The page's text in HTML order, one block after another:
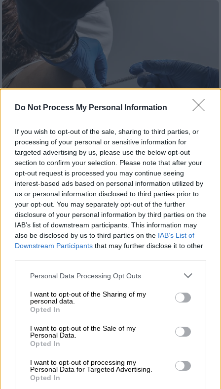
Do Not Process My Personal Information
If you wish to opt-out of the sale, sharing to third parties, or
processing of your personal or sensitive information for
targeted advertising by us, please use the below opt-out
section to confirm your selection. Please note that after your
opt-out request is processed you may continue seeing
interest-based ads based on personal information utilized by
us or personal information disclosed to third parties prior to
your opt-out. You may separately opt-out of the further
disclosure of your personal information by third parties on the
IAB’s list of downstream participants. This information may
also be disclosed by us to third parties on the IAB’s List of
Downstream Participants that may further disclose it to other
Please note that this website/app uses one or more Google
not limited to your visit or usage behaviour. You may click to
grant or deny consent to Google and its third-party tags to
use your data for below specified purposes in below Google
consent section.
Personal Data Processing Opt Outs
I want to opt-out of the Sharing of my
personal data.
Opted In
I want to opt-out of the Sale of my
Personal Data.
Opted In
I want to opt-out of processing my
Personal Data for Targeted Advertising.
Opted In
Ελλάδα|06.07.2021 07:04
Εμβολιασμοί: Μοντέλο Ιταλίας ζητούν 5
Ιατρικοί Σύλλογοι- Ποιοι είναι υπέρ και
ποιοι κατά στις κυρώσεις γιατρών που
δεν εμβολιάζονται
Με παρέμβασή τους πέντε ιατρικοί
σύλλογοι της Βόρειας Ελλάδας ζητούν για
πρώτη φορά θεσμικά την υποχρεωτικότητα
των εμβολιασμών στους υγειονομικούς